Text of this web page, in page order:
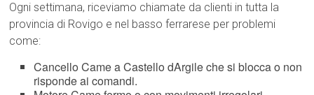
Ogni settimana, riceviamo chiamate da clienti in tutta la
provincia di Rovigo e nel basso ferrarese per problemi
come:
Cancello Came a Castello dArgile che si blocca o non
risponde ai comandi.